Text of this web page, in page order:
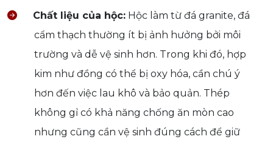
Chất liệu của hộc: Hộc làm từ đá granite, đá
cẩm thạch thường ít bị ảnh hưởng bởi môi
trường và dễ vệ sinh hơn. Trong khi đó, hợp
kim như đồng có thể bị oxy hóa, cần chú ý
hơn đến việc lau khô và bảo quản. Thép
không gỉ có khả năng chống ăn mòn cao
nhưng cũng cần vệ sinh đúng cách để giữ